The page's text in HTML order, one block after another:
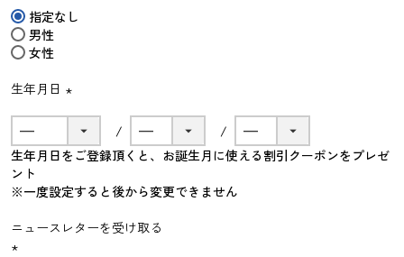
須)
指定なし
男性
女性
生年月日
(必
須)
生年月日をご登録頂くと、お誕生月に使える割引クーポンをプレゼ
ント
※一度設定すると後から変更できません
ニュースレターを受け取る